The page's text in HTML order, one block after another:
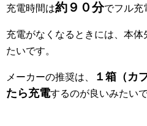
充電時間は約９０分でフル充
充電がなくなるときには、本
たいです。
メーカーの推奨は、
１箱（カ
たら充電するのが良いみたいで